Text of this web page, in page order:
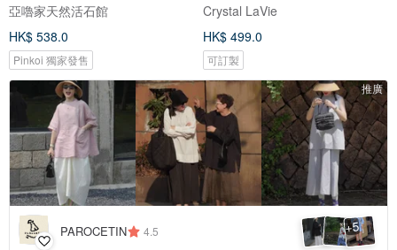
亞嚕家天然活石館
HK$ 538.0
Pinkoi 獨家發售
Crystal LaVie
HK$ 499.0
可訂製
推廣
PAROCETIN 4.5 +5